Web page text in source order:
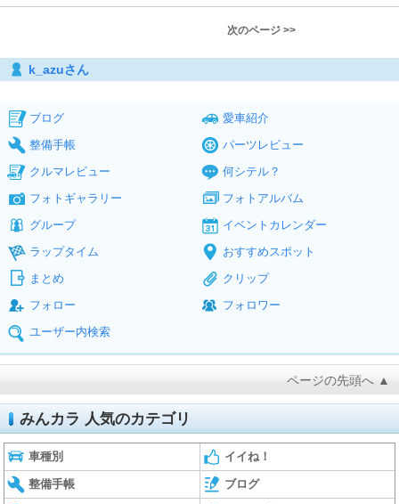
次のページ >>
k_azuさん
ブログ
愛車紹介
整備手帳
パーツレビュー
クルマレビュー
何シテル？
フォトギャラリー
フォトアルバム
グループ
イベントカレンダー
ラップタイム
おすすめスポット
まとめ
クリップ
フォロー
フォロワー
ユーザー内検索
ページの先頭へ ▲
みんカラ 人気のカテゴリ
車種別 イイね！
整備手帳 ブログ